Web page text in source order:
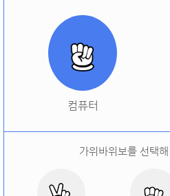
컴퓨터
가위바위보를 선택
오늘 승률: